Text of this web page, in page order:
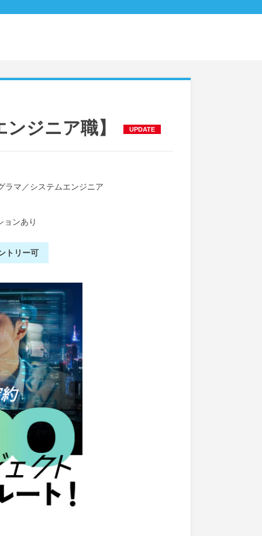
ジニア職】 UPDATE
ラマ ／システムエンジニア
ョンあり
トリー可